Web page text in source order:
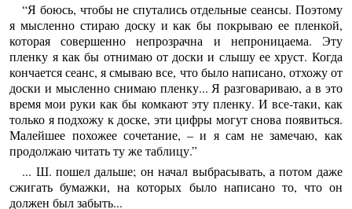
“Я боюсь, чтобы не спутались отдельные сеансы. Поэтому
я мысленно стираю доску и как бы покрываю ее пленкой,
которая совершенно непрозрачна и непроницаема. Эту
пленку я как бы отнимаю от доски и слышу ее хруст. Когда
кончается сеанс, я смываю все, что было написано, отхожу от
доски и мысленно снимаю пленку... Я разговариваю, а в это
время мои руки как бы комкают эту пленку. И все-таки, как
только я подхожу к доске, эти цифры могут снова появиться.
Малейшее похожее сочетание, – и я сам не замечаю, как
продолжаю читать ту же таблицу.”
... Ш. пошел дальше; он начал выбрасывать, а потом даже
сжигать бумажки, на которых было написано то, что он
должен был забыть...